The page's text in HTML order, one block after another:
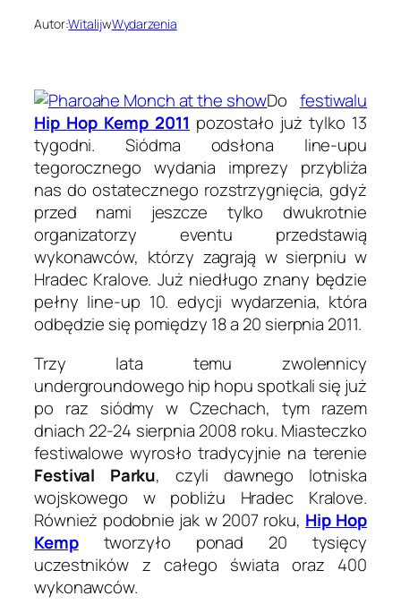
Autor:WitalijwWydarzenia
Do festiwalu
Hip Hop Kemp 2011 pozostało już tylko 13
tygodni. Siódma odsłona line-upu
tegorocznego wydania imprezy przybliża
nas do ostatecznego rozstrzygnięcia, gdyż
przed nami jeszcze tylko dwukrotnie
organizatorzy eventu przedstawią
wykonawców, którzy zagrają w sierpniu w
Hradec Kralove. Już niedługo znany będzie
pełny line-up 10. edycji wydarzenia, która
odbędzie się pomiędzy 18 a 20 sierpnia 2011.
Trzy lata temu zwolennicy
undergroundowego hip hopu spotkali się już
po raz siódmy w Czechach, tym razem
dniach 22-24 sierpnia 2008 roku. Miasteczko
festiwalowe wyrosło tradycyjnie na terenie
Festival Parku, czyli dawnego lotniska
wojskowego w pobliżu Hradec Kralove.
Również podobnie jak w 2007 roku, Hip Hop
Kemptworzyło ponad 20 tysięcy
uczestników z całego świata oraz 400
wykonawców.